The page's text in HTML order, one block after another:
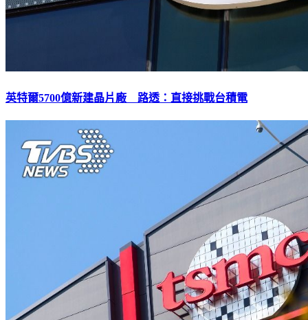
英特爾5700億新建晶片廠 路透：直接挑戰台積電